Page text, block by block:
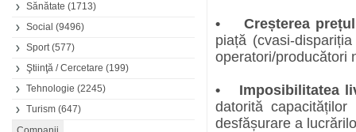
Sănătate (1713)
Social (9496)
Sport(577)
Ştiinţă / Cercetare (199)
Tehnologie (2245)
Turism (647)
• Creșterea
piață (cvasi-
operatori/producători
• Imposibilitatea
datorită
desfășurare a